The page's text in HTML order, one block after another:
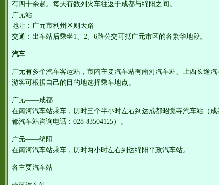
有四十余趟。每天有数列火车往返于成都与绵阳之间。
广元站
地址：广元市利州区则天路
交通：出车站后乘坐1、2、6路公交可抵广元市区的各繁华地段。
汽车
广元有多个汽车客运站，市内主要汽车站有南河汽车站、上西长途
游客可根据自己的目的地选择乘车地点。
广元——成都
在南河汽车站乘车，历时三个半小时左右到达成都昭觉寺汽车站（
都汽车站咨询电话：028-83504125）。
广元——绵阳
在南河汽车站乘车，历时两小时左右到达绵阳平政汽车站。
各主要汽车站